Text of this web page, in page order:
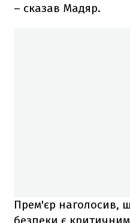
– сказав Мадяр.
Прем'єр наголосив,
безпеки є